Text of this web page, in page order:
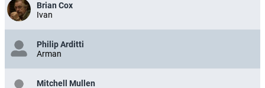
Brian Cox
Ivan
Philip Arditti
Arman
Mitchell Mullen